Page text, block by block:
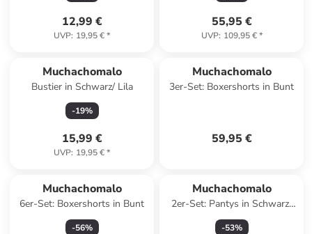
12,99 €
UVP: 19,95 €*
55,95 €
UVP: 109,95 €*
Muchachomalo
Bustier in Schwarz/ Lila
-19%
15,99 €
UVP: 19,95 €*
Muchachomalo
3er-Set: Boxershorts in Bunt
59,95 €
Muchachomalo
6er-Set: Boxershorts in Bunt
-56%
Muchachomalo
2er-Set: Pantys in Schwarz/
Rosa
-53%